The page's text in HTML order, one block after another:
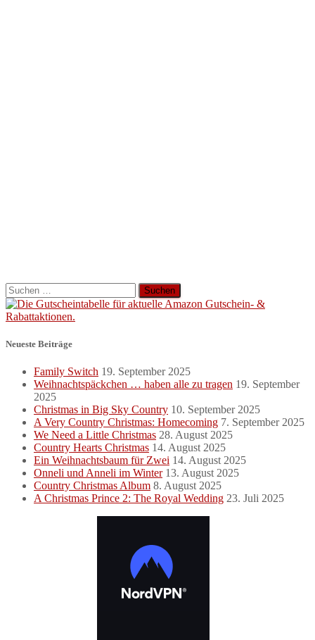
Suchen
nach:
Neueste Beiträge
Family Switch 19. September 2025
Weihnachtspäckchen … haben alle zu tragen 19. September
2025
Christmas in Big Sky Country 10. September 2025
A Very Country Christmas: Homecoming 7. September 2025
We Need a Little Christmas 28. August 2025
Country Hearts Christmas 14. August 2025
Ein Weihnachtsbaum für Zwei 14. August 2025
Onneli und Anneli im Winter 13. August 2025
Country Christmas Album 8. August 2025
A Christmas Prince 2: The Royal Wedding 23. Juli 2025